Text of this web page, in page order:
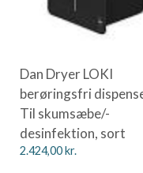
Dan Dryer LOKI
berøringsfri
Til skumsæbe/-
desinfektion, sort
2.424,00kr.